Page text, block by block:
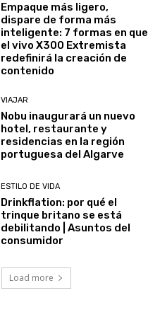
Empaque más ligero,
dispare de forma más
inteligente: 7 formas en que
el vivo X300 Extremista
redefinirá la creación de
contenido
VIAJAR
Nobu inaugurará un nuevo
hotel, restaurante y
residencias en la región
portuguesa del Algarve
ESTILO DE VIDA
Drinkflation: por qué el
trinque britano se está
debilitando | Asuntos del
consumidor
Load more